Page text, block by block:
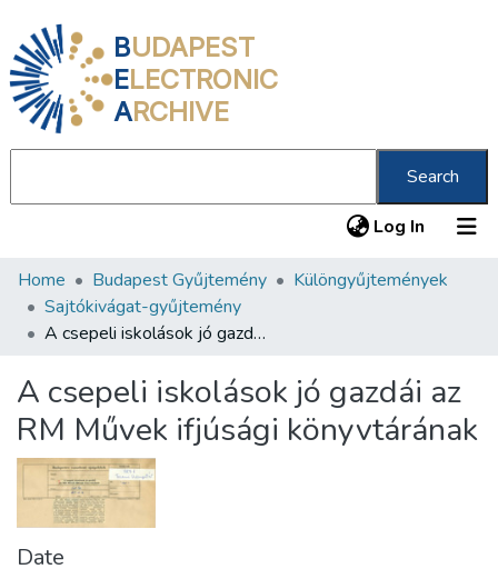
BUDAPEST
ELECTRONIC
ARCHIVE
Search
Log In (current)
Communities & Collections
All of DSpace
About us
Home Budapest Gyűjtemény
Különgyűjtemények
Sajtókivágat-gyűjtemény
A csepeli iskolások jó gazdái az RM Művek ifjúsági könyvtárának
A csepeli iskolások jó gazdái az
RM Művek ifjúsági könyvtárának
Date